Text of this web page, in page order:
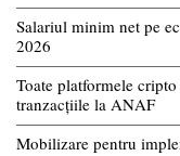
Salariul minim net pe
2026
Toate platformele
tranzacțiile la ANAF
Mobilizare pentru